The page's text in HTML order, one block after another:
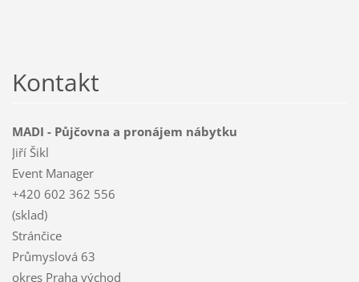
Kontakt
MADI - Půjčovna a pronájem nábytku
Jiří Šikl
Event Manager
+420 602 362 556
(sklad)
Stránčice
Průmyslová 63
okres Praha východ